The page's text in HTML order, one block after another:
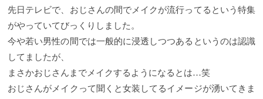
先日テレビで、おじさんの間でメイクが流行ってるという特集
がやっていてびっくりしました。
今や若い男性の間では一般的に浸透しつつあるというのは認識
してましたが、
まさかおじさんまでメイクするようになるとは…笑
おじさんがメイクって聞くと女装してるイメージが湧いてきま